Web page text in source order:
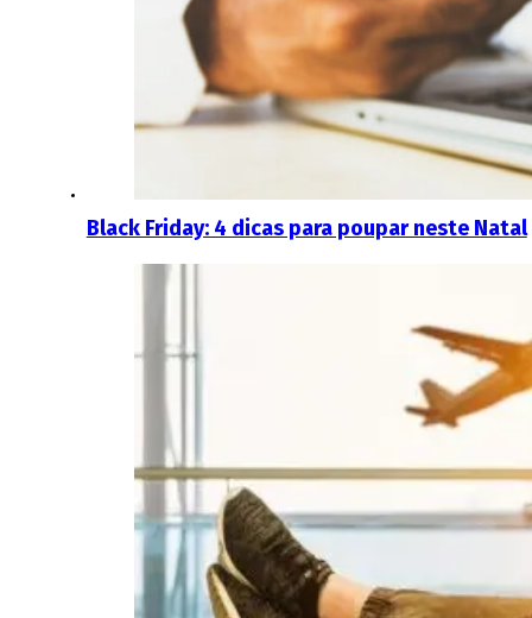
Black Friday: 4 dicas para poupar neste Natal